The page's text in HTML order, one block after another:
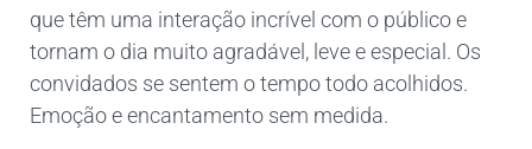
que têm uma interação incrível com o público e
tornam o dia muito agradável, leve e especial. Os
convidados se sentem o tempo todo acolhidos.
Emoção e encantamento sem medida.